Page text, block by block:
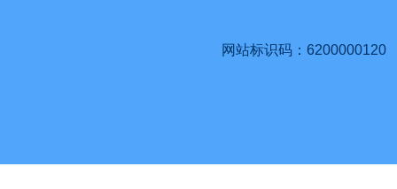
网站标识码：6200000120